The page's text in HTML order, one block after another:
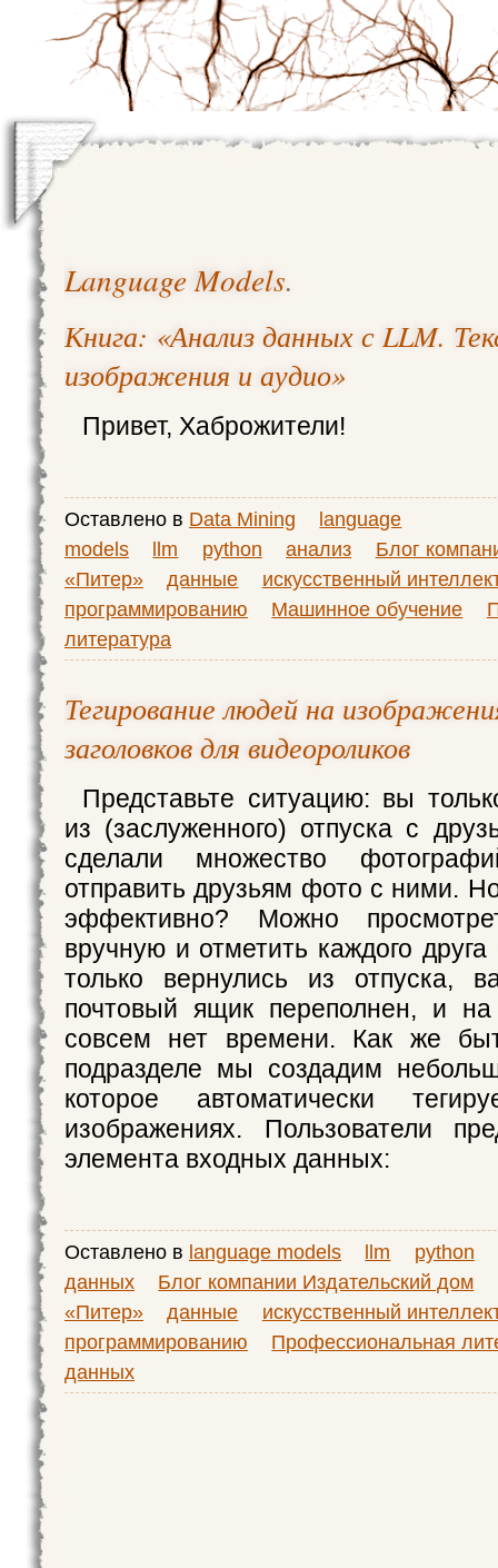
Language Models.
Книга: «Анализ данных с LLM.
изображения и аудио»
Привет, Хаброжители!
Оставлено в Data Mining
language
models
llm python анализ
Блог
«Питер»
данные
искусственный
программированию
Машинное обучение
литература
Тегирование людей на
заголовков для видеороликов
Представьте ситуацию: вы
из (заслуженного) отпуска с
сделали множество
отправить друзьям фото с ними.
эффективно? Можно
вручную и отметить каждого
только вернулись из отпуска,
почтовый ящик переполнен, и
совсем нет времени. Как же
подразделе мы создадим
которое автоматически
изображениях. Пользователи
элемента входных данных:
Оставлено в language models llm
python
данных
Блог компании Издательский дом
«Питер»
данные
искусственный
программированию
Профессиональная
данных